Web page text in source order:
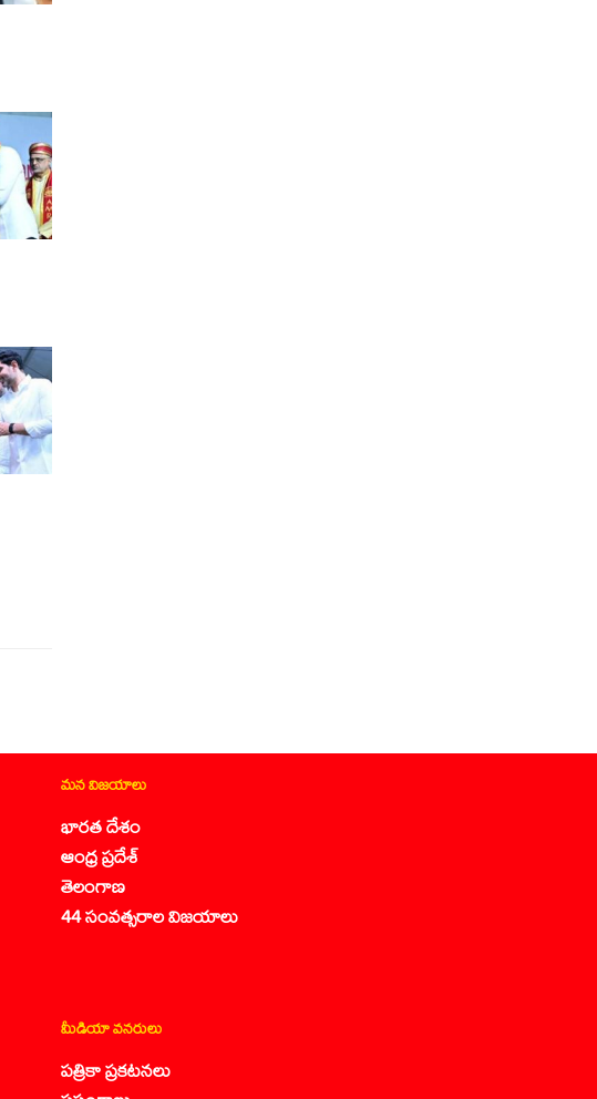
మన విజయాలు
భారత దేశం
ఆంధ్ర ప్రదేశ్
తెలంగాణ
44 సంవత్సరాల విజయాలు
మీడియా వనరులు
పత్రికా ప్రకటనలు